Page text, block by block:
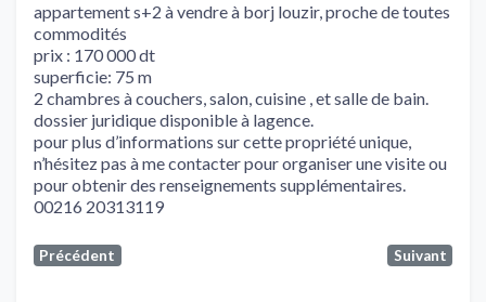
appartement s+2 à vendre à borj louzir, proche de toutes
commodités
prix : 170 000 dt
superficie: 75 m
2 chambres à couchers, salon, cuisine , et salle de bain.
dossier juridique disponible à lagence.
pour plus d’informations sur cette propriété unique,
n’hésitez pas à me contacter pour organiser une visite ou
pour obtenir des renseignements supplémentaires.
00216 20313119
Précédent Suivant